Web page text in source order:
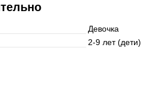
Девочка
2-9 лет (дети)